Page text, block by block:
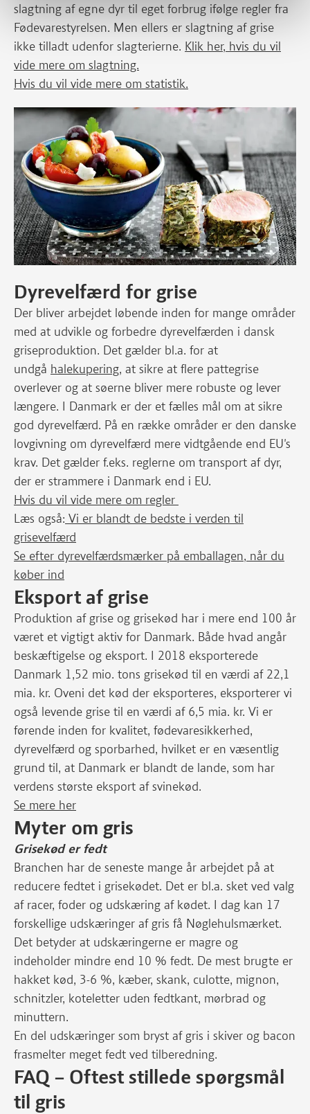
slagtning af egne dyr til eget forbrug ifølge regler fra
Fødevarestyrelsen. Men ellers er slagtning af grise
ikke tilladt udenfor slagterierne. Klik her, hvis du vil
vide mere om slagtning.
Hvis du vil vide mere om statistik.
Dyrevelfærd for grise
Der bliver arbejdet løbende inden for mange områder
med at udvikle og forbedre dyrevelfærden i dansk
griseproduktion. Det gælder bl.a. for at
undgå halekupering, at sikre at flere pattegrise
overlever og at søerne bliver mere robuste og lever
længere. I Danmark er der et fælles mål om at sikre
god dyrevelfærd. På en række områder er den danske
lovgivning om dyrevelfærd mere vidtgående end EU's
krav. Det gælder f.eks. reglerne om transport af dyr,
der er strammere i Danmark end i EU.
Hvis du vil vide mere om regler
Læs også: Vi er blandt de bedste i verden til
grisevelfærd
Se efter dyrevelfærdsmærker på emballagen, når du
køber ind
Eksport af grise
Produktion af grise og grisekød har i mere end 100 år
været et vigtigt aktiv for Danmark. Både hvad angår
beskæftigelse og eksport. I 2018 eksporterede
Danmark 1,52 mio. tons grisekød til en værdi af 22,1
mia. kr. Oveni det kød der eksporteres, eksporterer vi
også levende grise til en værdi af 6,5 mia. kr. Vi er
førende inden for kvalitet, fødevaresikkerhed,
dyrevelfærd og sporbarhed, hvilket er en væsentlig
grund til, at Danmark er blandt de lande, som har
verdens største eksport af svinekød.
Se mere her
Myter om gris
Grisekød er fedt
Branchen har de seneste mange år arbejdet på at
reducere fedtet i grisekødet. Det er bl.a. sket ved valg
af racer, foder og udskæring af kødet. I dag kan 17
forskellige udskæringer af gris få Nøglehulsmærket.
Det betyder at udskæringerne er magre og
indeholder mindre end 10 % fedt. De mest brugte er
hakket kød, 3-6 %, kæber, skank, culotte, mignon,
schnitzler, koteletter uden fedtkant, mørbrad og
minuttern.
En del udskæringer som bryst af gris i skiver og bacon
frasmelter meget fedt ved tilberedning.
FAQ – Oftest stillede spørgsmål
til gris